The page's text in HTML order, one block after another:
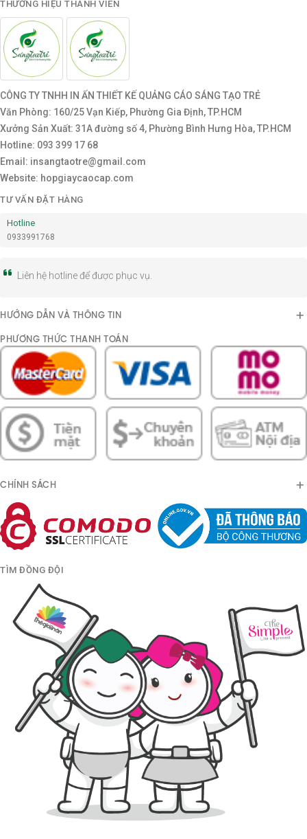
THƯƠNG HIỆU THÀNH VIÊN
CÔNG TY TNHH IN ẤN THIẾT KẾ QUẢNG CÁO SÁNG TẠO TRẺ
Văn Phòng: 160/25 Vạn Kiếp, Phường Gia Định, TP.HCM
Xưởng Sản Xuất: 31A đường số 4, Phường Bình Hưng Hòa, TP.HCM
Hotline: 093 399 17 68
Email: insangtaotre@gmail.com
Website: hopgiaycaocap.com
TƯ VẤN ĐẶT HÀNG
0933991768
Hotline
Liên hệ hotline để được phục vụ.
HƯỚNG DẪN VÀ THÔNG TIN
PHƯƠNG THỨC THANH TOÁN
CHÍNH SÁCH
TÌM ĐỒNG ĐỘI